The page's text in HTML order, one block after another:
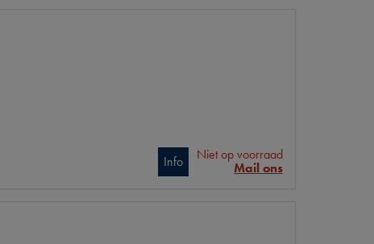
Info
Niet op voorraad
Mail ons